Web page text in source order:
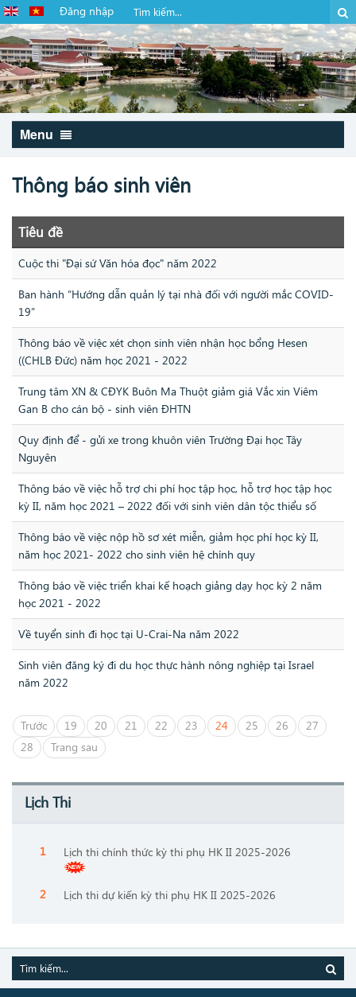
Đăng nhập
Menu
Thông báo sinh viên
Tiêu đề
Cuộc thi "Đại sứ Văn hóa đọc" năm 2022
Ban hành “Hướng dẫn quản lý tại nhà đối với người mắc COVID-
19”
Thông báo về việc xét chọn sinh viên nhận học bổng Hesen
((CHLB Đức) năm học 2021 - 2022
Trung tâm XN & CĐYK Buôn Ma Thuột giảm giá Vắc xin Viêm
Gan B cho cán bộ - sinh viên ĐHTN
Quy định để - gửi xe trong khuôn viên Trường Đại học Tây
Nguyên
Thông báo về việc hỗ trợ chi phí học tập học, hỗ trợ học tập học
kỳ II, năm học 2021 – 2022 đối với sinh viên dân tộc thiểu số
Thông báo về việc nộp hồ sơ xét miễn, giảm học phí học kỳ II,
năm học 2021- 2022 cho sinh viên hệ chính quy
Thông báo về việc triển khai kế hoạch giảng dạy học kỳ 2 năm
học 2021 - 2022
Về tuyển sinh đi học tại U-Crai-Na năm 2022
Sinh viên đăng ký đi du học thực hành nông nghiệp tại Israel
năm 2022
Trước 19 20 21 22 23 24 25 26
27
28
Trang sau
Lịch Thi
Lịch thi chính thức kỳ thi phụ HK II 2025-2026
Lịch thi dự kiến kỳ thi phụ HK II 2025-2026